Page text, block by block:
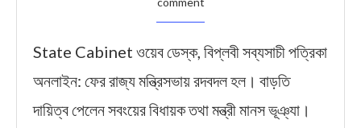
State Cabinet ওয়েব ডেস্ক, বিপ্লবী সব্যসাচী পত্রিকা
অনলাইন: ফের রাজ্য মন্ত্রিসভায় রদবদল হল। বাড়তি
দায়িত্ব পেলেন সবংয়ের বিধায়ক তথা মন্ত্রী মানস ভূঞ্যা।